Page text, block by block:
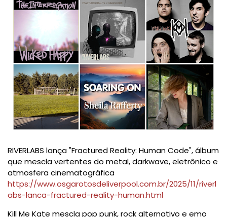
RIVERLABS lança "Fractured Reality: Human Code", álbum
que mescla vertentes do metal, darkwave, eletrônico e
atmosfera cinematográfica
https://www.osgarotosdeliverpool.com.br/2025/11/riverl
abs-lanca-fractured-reality-human.html
Kill Me Kate mescla pop punk, rock alternativo e emo